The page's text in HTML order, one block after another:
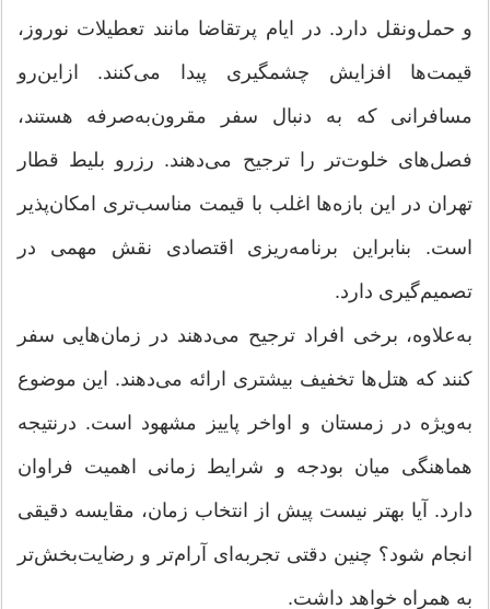
و حمل‌ونقل دارد. در ایام پرتقاضا مانند تعطیلات نوروز،
قیمت‌ها افزایش چشمگیری پیدا می‌کنند. ازاین‌رو
مسافرانی که به دنبال سفر مقرون‌به‌صرفه هستند،
فصل‌های خلوت‌تر را ترجیح می‌دهند. رزرو بلیط قطار
تهران در این بازه‌ها اغلب با قیمت مناسب‌تری امکان‌پذیر
است. بنابراین برنامه‌ریزی اقتصادی نقش مهمی در
تصمیم‌گیری دارد.
به‌علاوه، برخی افراد ترجیح می‌دهند در زمان‌هایی سفر
کنند که هتل‌ها تخفیف بیشتری ارائه می‌دهند. این موضوع
به‌ویژه در زمستان و اواخر پاییز مشهود است. درنتیجه
هماهنگی میان بودجه و شرایط زمانی اهمیت فراوان
دارد. آیا بهتر نیست پیش از انتخاب زمان، مقایسه دقیقی
انجام شود؟ چنین دقتی تجربه‌ای آرام‌تر و رضایت‌بخش‌تر
به همراه خواهد داشت.